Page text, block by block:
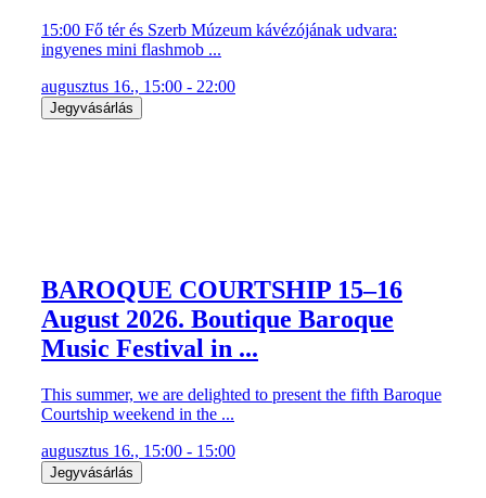
15:00 Fő tér és Szerb Múzeum kávézójának udvara:
ingyenes mini flashmob ...
augusztus 16., 15:00 - 22:00
Jegyvásárlás
BAROQUE COURTSHIP 15–16
August 2026. Boutique Baroque
Music Festival in ...
This summer, we are delighted to present the fifth Baroque
Courtship weekend in the ...
augusztus 16., 15:00 - 15:00
Jegyvásárlás